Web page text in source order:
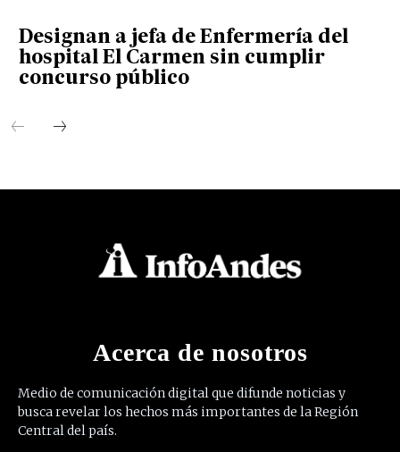
Designan a jefa de Enfermería del
hospital El Carmen sin cumplir
concurso público
Acerca de nosotros
Medio de comunicación digital que difunde noticias y
busca revelar los hechos más importantes de la Región
Central del país.